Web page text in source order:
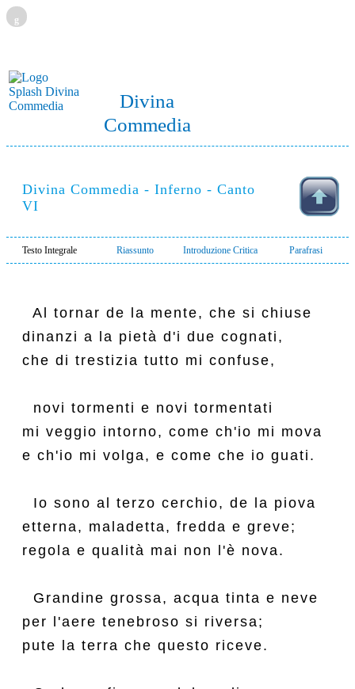
g
Divina
Commedia
Divina Commedia - Inferno - Canto
VI
Testo Integrale Riassunto Introduzione Critica Parafrasi
  Al tornar de la mente, che si chiuse
dinanzi a la pietà d'i due cognati,
che di trestizia tutto mi confuse,
  novi tormenti e novi tormentati
mi veggio intorno, come ch'io mi mova
e ch'io mi volga, e come che io guati.
  Io sono al terzo cerchio, de la piova
etterna, maladetta, fredda e greve;
regola e qualità mai non l'è nova.
  Grandine grossa, acqua tinta e neve
per l'aere tenebroso si riversa;
pute la terra che questo riceve.